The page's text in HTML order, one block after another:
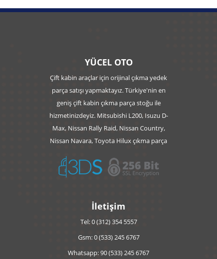
YÜCEL OTO
Çift kabin araçlar için orijinal çıkma yedek
parça satışı yapmaktayız. Türkiye'nin en
geniş çift kabin çıkma parça stoğu ile
hizmetinizdeyiz. Mitsubishi L200, Isuzu D-
Max, Nissan Rally Raid, Nissan Country,
Nissan Navara, Toyota Hilux çıkma parça
İletişim
Tel: 0 (312) 354 5557
Gsm: 0 (533) 245 6767
Whatsapp: 90 (533) 245 6767